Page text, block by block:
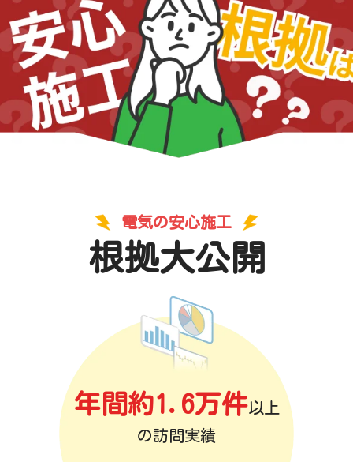
電気の安心施工
根拠大公開
年間約1.6万件以上
の訪問実績